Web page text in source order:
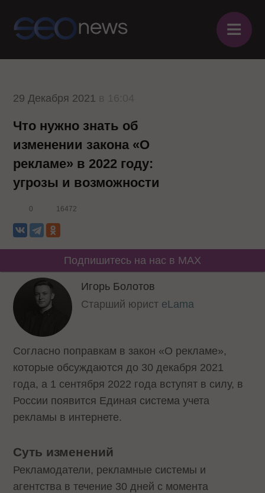
≡
29 Декабря 2021
Что нужно знать об
изменении закона «О
рекламе» в 2022 году:
угрозы и возможности
0 16472
Подпишитесь на нас в MAX
Игорь Болотов
Старший юрист eLama
Согласно поправкам в закон «О рекламе»,
которые обсуждаются до 30 декабря 2021
года, а 1 сентября 2022 года вступят в силу, в
России появится Единая система учета
рекламы в интернете.
Суть изменений
Рекламодатели, рекламные системы и
агентства в течение 30 дней с момента